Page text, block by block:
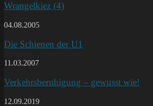
Wrangelkiez (4)
04.08.2005
Die Schienen der U1
11.03.2007
Verkehrsberuhigung – gewusst wie!
12.09.2019